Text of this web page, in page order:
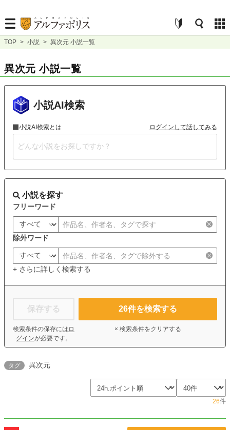
TOP > 小説 > 異次元 小説一覧
異次元 小説一覧
小説AI検索
小説AI検索とは ログインして話してみる
小説を探す
フリーワード
除外ワード
+ さらに詳しく検索する
保存する
検索条件の保存には ロ
グインが必要です。
26件を検索する
× 検索条件をクリアする
タグ 異次元
26件